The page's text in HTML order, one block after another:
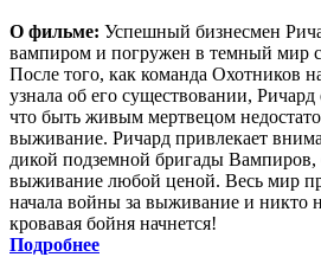
О фильме: Успешный бизнесмен
вампиром и погружен в темный мир
После того, как команда Охотников
узнала об его существовании,
что быть живым мертвецом
выживание. Ричард привлекает
дикой подземной бригады Вампиров,
выживание любой ценой. Весь мир
начала войны за выживание и никто
кровавая бойня начнется!
Подробнее